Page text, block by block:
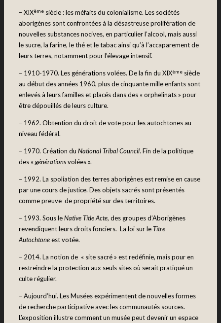
– XIXème siècle : les méfaits du colonialisme. Les sociétés
aborigènes sont confrontées à la désastreuse prolifération de
nouvelles substances nocives, en particulier l’alcool, mais aussi
le sucre, la farine, le thé et le tabac ainsi qu’à l’accaparement de
leurs terres, notamment pour l’élevage intensif.
– 1910-1970. Les générations volées. De la fin du XIXème siècle
au début des années 1960, plus de cinquante mille enfants sont
enlevés à leurs familles et placés dans des « orphelinats » pour
être dépouillés de leurs culture.
– 1962. Obtention du droit de vote pour les autochtones au
niveau fédéral.
– 1970. Création du National Tribal Council. Fin de la politique
des «générationsvolées ».
– 1992. La spoliation des terres aborigènes est remise en cause
par une cours de justice. Des objets sacrés sont présentés
comme preuve de propriété sur des territoires.
– 1993. Sous leNative Title Acte, des groupes d’Aborigènes
revendiquent leurs droits fonciers. La loi sur leTitre
Autochtoneest votée.
– 2014. La notion de « site sacré » est redéfinie, mais pour en
restreindre la protection aux seuls sites où serait pratiqué un
culte régulier.
– Aujourd’hui. Les Musées expérimentent de nouvelles formes
de recherche participative avec les communautés sources.
L’exposition illustre comment un musée peut devenir un espace